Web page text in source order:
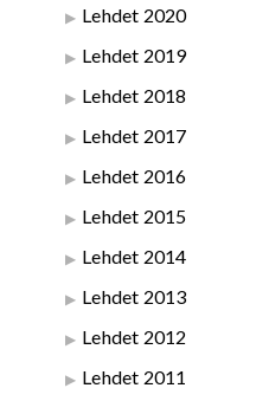
Lehdet 2020
Lehdet 2019
Lehdet 2018
Lehdet 2017
Lehdet 2016
Lehdet 2015
Lehdet 2014
Lehdet 2013
Lehdet 2012
Lehdet 2011